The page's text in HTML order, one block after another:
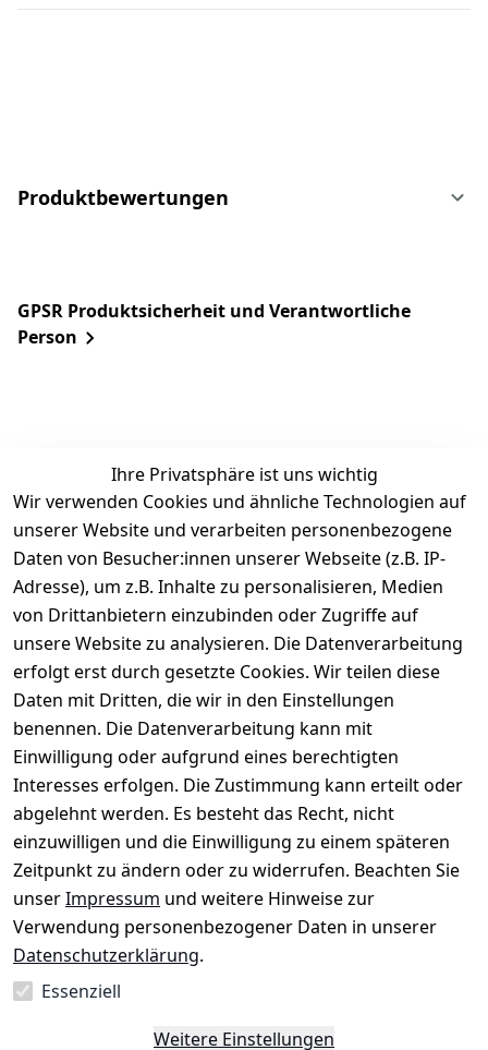
Produktbewertungen
GPSR Produktsicherheit und Verantwortliche
Person
Ihre Privatsphäre ist uns wichtig
Wir verwenden Cookies und ähnliche Technologien auf
unserer Website und verarbeiten personenbezogene
Daten von Besucher:innen unserer Webseite (z.B. IP-
Adresse), um z.B. Inhalte zu personalisieren, Medien
von Drittanbietern einzubinden oder Zugriffe auf
unsere Website zu analysieren. Die Datenverarbeitung
erfolgt erst durch gesetzte Cookies. Wir teilen diese
Daten mit Dritten, die wir in den Einstellungen
benennen. Die Datenverarbeitung kann mit
Einwilligung oder aufgrund eines berechtigten
Interesses erfolgen. Die Zustimmung kann erteilt oder
abgelehnt werden. Es besteht das Recht, nicht
einzuwilligen und die Einwilligung zu einem späteren
Zeitpunkt zu ändern oder zu widerrufen. Beachten Sie
unserImpressum und weitere Hinweise zur
Verwendung personenbezogener Daten in unserer
Datenschutzerklärung.
Essenziell
Weitere Einstellungen
Rechtliches
AGB
Impressum
Datenschutze
rklärung
Barrierefreihe
itserklärung
Widerrufsrec
ht
Service
Kontakt
Registrieren
Rechnungska
Kontakt
↺ 30 Tage
Widerrufsre
cht
Informatio
nen
Retourenlage
r: Eichenallee
3, 06184
Kabelsketal
Telefon: +49
1512 6260858
E-Mail:
info@konsyst
em.de
Blog und
Wissensdaten
bank
Über uns
★★★★☆
Top-Verkäufer
★★★★★
Bewertungen
Über 228.000